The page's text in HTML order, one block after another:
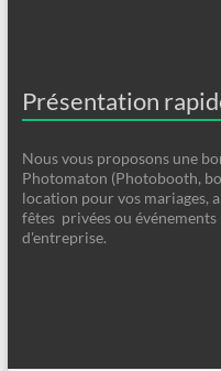
Présentation
Nous vous proposons une
Photomaton (Photobooth,
location pour vos mariages,
fêtes privées ou
d'entreprise.